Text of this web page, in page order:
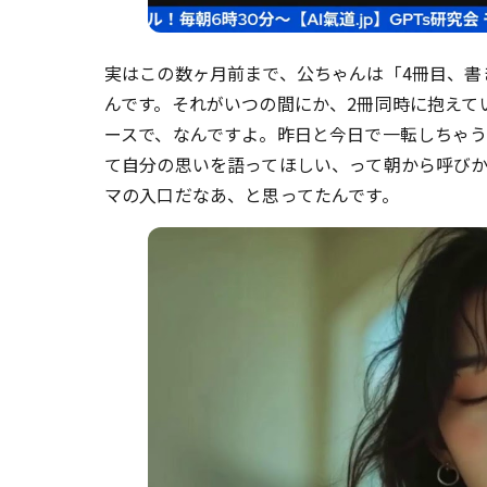
実はこの数ヶ月前まで、公ちゃんは「4冊目、
んです。それがいつの間にか、2冊同時に抱え
ースで、なんですよ。昨日と今日で一転しち
て自分の思いを語ってほしい、って朝から呼び
マの入口だなあ、と思ってたんです。